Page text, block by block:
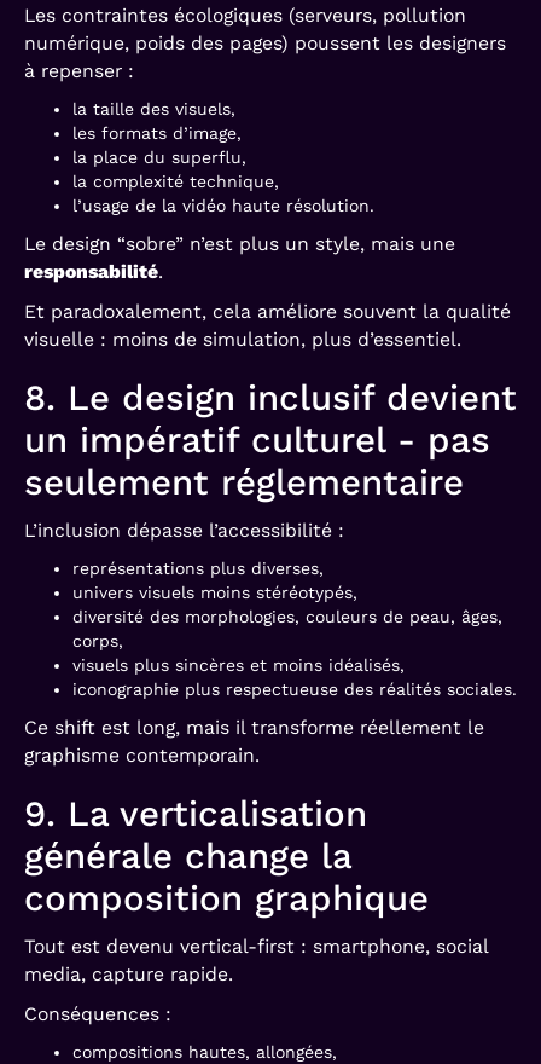
Les contraintes écologiques (serveurs, pollution
numérique, poids des pages) poussent les designers
à repenser :
la taille des visuels,
les formats d’image,
la place du superflu,
la complexité technique,
l’usage de la vidéo haute résolution.
Le design “sobre” n’est plus un style, mais une
responsabilité.
Et paradoxalement, cela améliore souvent la qualité
visuelle : moins de simulation, plus d’essentiel.
8. Le design inclusif devient
un impératif culturel - pas
seulement réglementaire
L’inclusion dépasse l’accessibilité :
représentations plus diverses,
univers visuels moins stéréotypés,
diversité des morphologies, couleurs de peau, âges,
corps,
visuels plus sincères et moins idéalisés,
iconographie plus respectueuse des réalités sociales.
Ce shift est long, mais il transforme réellement le
graphisme contemporain.
9. La verticalisation
générale change la
composition graphique
Tout est devenu vertical-first : smartphone, social
media, capture rapide.
Conséquences :
compositions hautes, allongées,